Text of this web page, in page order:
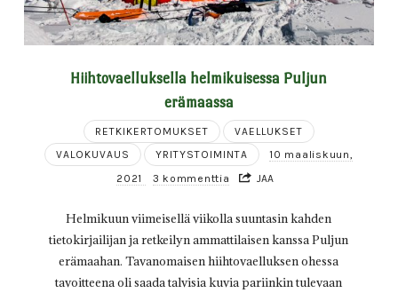
Hiihtovaelluksella helmikuisessa Puljun
erämaassa
RETKIKERTOMUKSET
VAELLUKSET
VALOKUVAUS
YRITYSTOIMINTA
10 maaliskuun,
2021
3 kommenttia JAA
Helmikuun viimeisellä viikolla suuntasin kahden
tietokirjailijan ja retkeilyn ammattilaisen kanssa Puljun
erämaahan. Tavanomaisen hiihtovaelluksen ohessa
tavoitteena oli saada talvisia kuvia pariinkin tulevaan